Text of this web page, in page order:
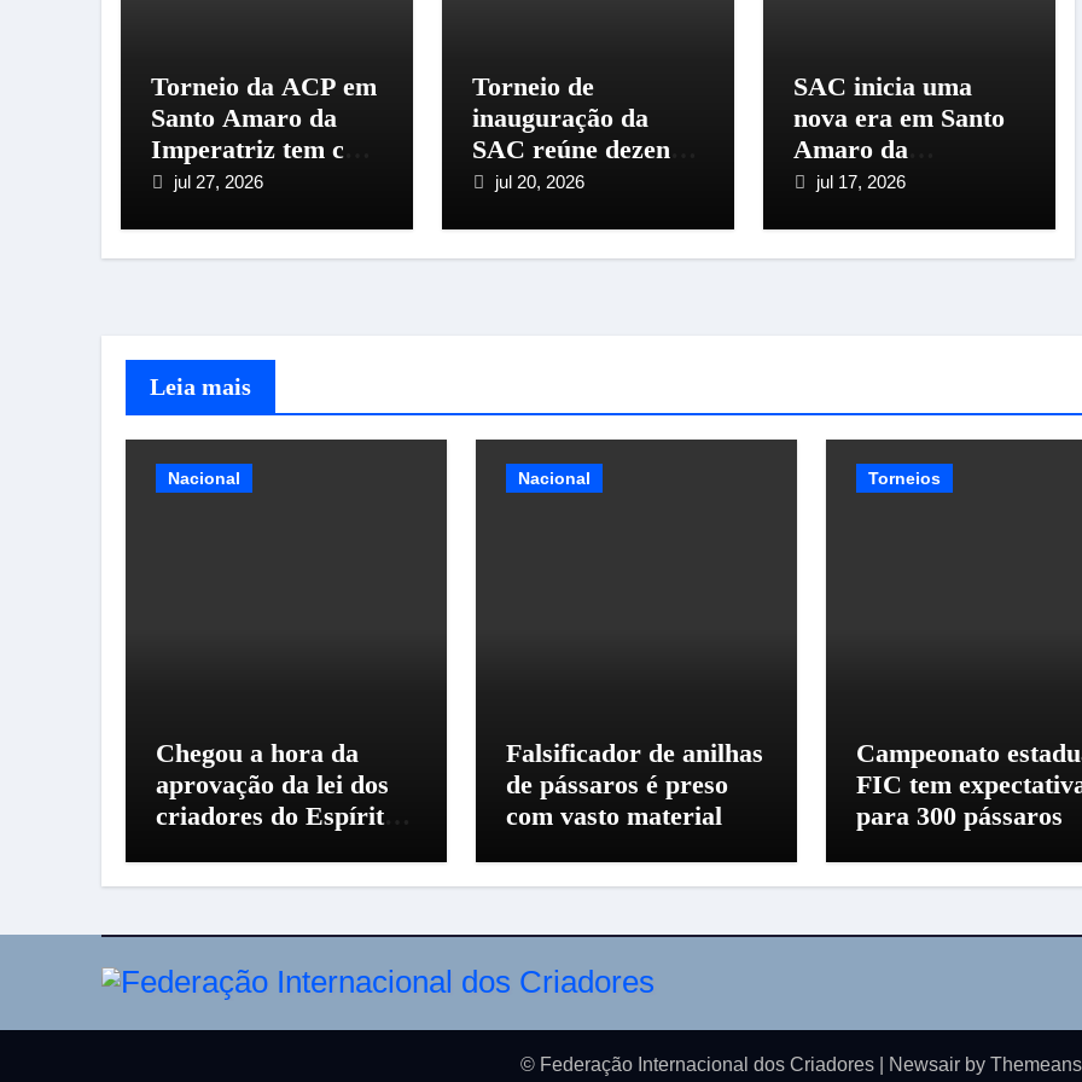
Torneio da ACP em
Santo Amaro da
Imperatriz tem casa
cheia
jul 27, 2026
Torneio de
inauguração da
SAC reúne dezenas
de criadores em
jul 20, 2026
SAC inicia uma
nova era em Santo
Amaro da
Imperatriz e
jul 17, 2026
Leia mais
Nacional
Chegou a hora da
aprovação da lei dos
criadores do Espírito
Nacional
Falsificador de anilhas
de pássaros é preso
com vasto material
Torneios
Campeonato
FIC tem
para 300 pássaros
© Federação Internacional dos Criadores Newsair by